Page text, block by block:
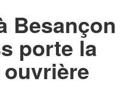
Besançon
porte la